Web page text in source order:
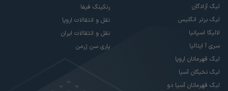
لیگ آزادگان
لیگ برتر انگلیس
لالیگا اسپانیا
سری آ ایتالیا
لیگ قهرمانان اروپا
لیگ نخبگان آسیا
لیگ قهرمانان آسیا دو
رنکینگ فیفا
نقل و انتقالات اروپا
نقل و انتقالات ایران
پاری سن ژرمن